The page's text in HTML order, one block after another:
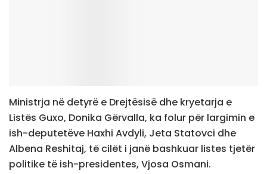
Ministrja në detyrë e Drejtësisë dhe kryetarja e
Listës Guxo, Donika Gërvalla, ka folur për largimin e
ish-deputetëve Haxhi Avdyli, Jeta Statovci dhe
Albena Reshitaj, të cilët i janë bashkuar listes tjetër
politike të ish-presidentes, Vjosa Osmani.